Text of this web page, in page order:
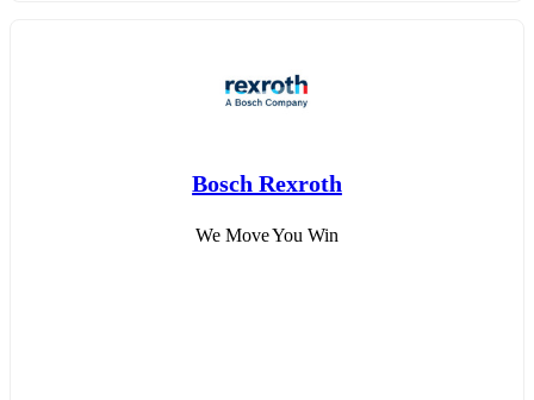
Bosch Rexroth
We Move You Win